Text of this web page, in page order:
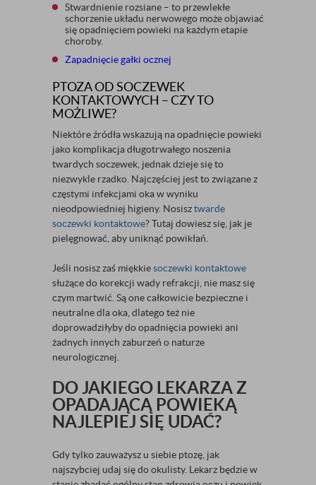
Stwardnienie rozsiane – to przewlekłe
schorzenie układu nerwowego może objawiać
się opadnięciem powieki na każdym etapie
choroby.
Zapadnięcie gałki ocznej
PTOZA OD SOCZEWEK
KONTAKTOWYCH – CZY TO
MOŻLIWE?
Niektóre źródła wskazują na opadnięcie powieki
jako komplikacja długotrwałego noszenia
twardych soczewek, jednak dzieje się to
niezwykle rzadko. Najczęściej jest to związane z
częstymi infekcjami oka w wyniku
nieodpowiedniej higieny. Nosisztwarde
soczewki kontaktowe? Tutaj dowiesz się, jak je
pielęgnować, aby uniknąć powikłań.
Jeśli nosisz zaś miękkiesoczewki kontaktowe
służące do korekcji wady refrakcji, nie masz się
czym martwić. Są one całkowicie bezpieczne i
neutralne dla oka, dlatego też nie
doprowadziłyby do opadnięcia powieki ani
żadnych innych zaburzeń o naturze
neurologicznej.
DO JAKIEGO LEKARZA Z
OPADAJĄCĄ POWIEKĄ
NAJLEPIEJ SIĘ UDAĆ?
Gdy tylko zauważysz u siebie ptozę, jak
najszybciej udaj się do okulisty. Lekarz będzie w